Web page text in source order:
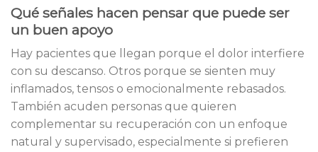
Qué señales hacen pensar que puede ser
un buen apoyo
Hay pacientes que llegan porque el dolor interfiere
con su descanso. Otros porque se sienten muy
inflamados, tensos o emocionalmente rebasados.
También acuden personas que quieren
complementar su recuperación con un enfoque
natural y supervisado, especialmente si prefieren